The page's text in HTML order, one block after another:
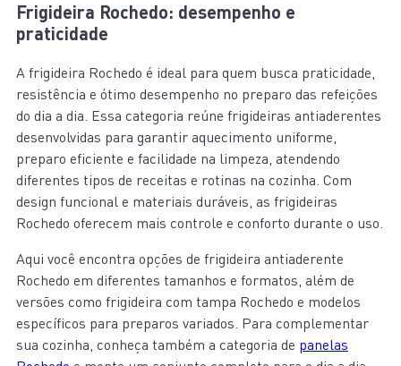
Frigideira Rochedo: desempenho e
praticidade
A frigideira Rochedo é ideal para quem busca praticidade,
resistência e ótimo desempenho no preparo das refeições
do dia a dia. Essa categoria reúne frigideiras antiaderentes
desenvolvidas para garantir aquecimento uniforme,
preparo eficiente e facilidade na limpeza, atendendo
diferentes tipos de receitas e rotinas na cozinha. Com
design funcional e materiais duráveis, as frigideiras
Rochedo oferecem mais controle e conforto durante o uso.
Aqui você encontra opções de frigideira antiaderente
Rochedo em diferentes tamanhos e formatos, além de
versões como frigideira com tampa Rochedo e modelos
específicos para preparos variados. Para complementar
sua cozinha, conheça também a categoria de panelas